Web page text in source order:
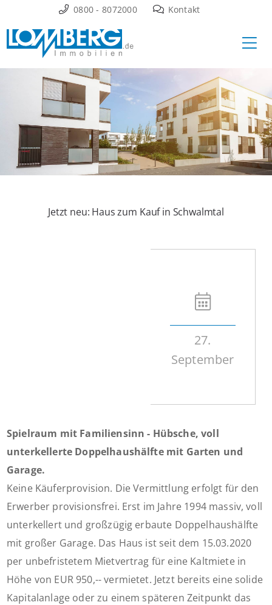
Inhalt
springen
0800 - 8072000 Kontakt
Jetzt neu: Haus zum Kauf in Schwalmtal
27.
September
Spielraum mit Familiensinn - Hübsche, voll
unterkellerte Doppelhaushälfte mit Garten und
Garage.
Keine Käuferprovision. Die Vermittlung erfolgt für den
Erwerber provisionsfrei. Erst im Jahre 1994 massiv, voll
unterkellert und großzügig erbaute Doppelhaushälfte
mit großer Garage. Das Haus ist seit dem 15.03.2020
per unbefristetem Mietvertrag für eine Kaltmiete in
Höhe von EUR 950,-- vermietet. Jetzt bereits eine solide
Kapitalanlage oder zu einem späteren Zeitpunkt das